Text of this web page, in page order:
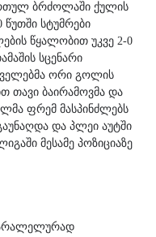
ბრძოლაში ქულის
სტუმრები
წყალობით უკვე 2-0
სცენარი
ორი გოლის
თავი ბაირამოვმა და
ფრემ მასპინძლებს
და პლეი აუტში
მესამე პოზიციაზე